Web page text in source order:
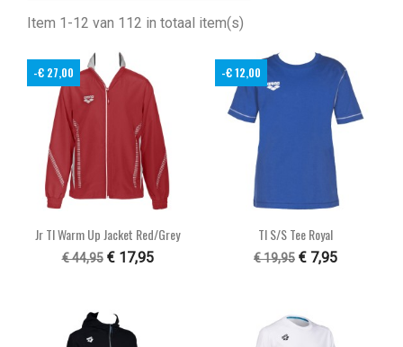
Item 1-12 van 112 in totaal item(s)
Jr Tl Warm Up Jacket Red/grey
€ 44,95 € 17,95
-€ 27,00
Tl S/S Tee Royal
€ 19,95 € 7,95
-€ 12,00